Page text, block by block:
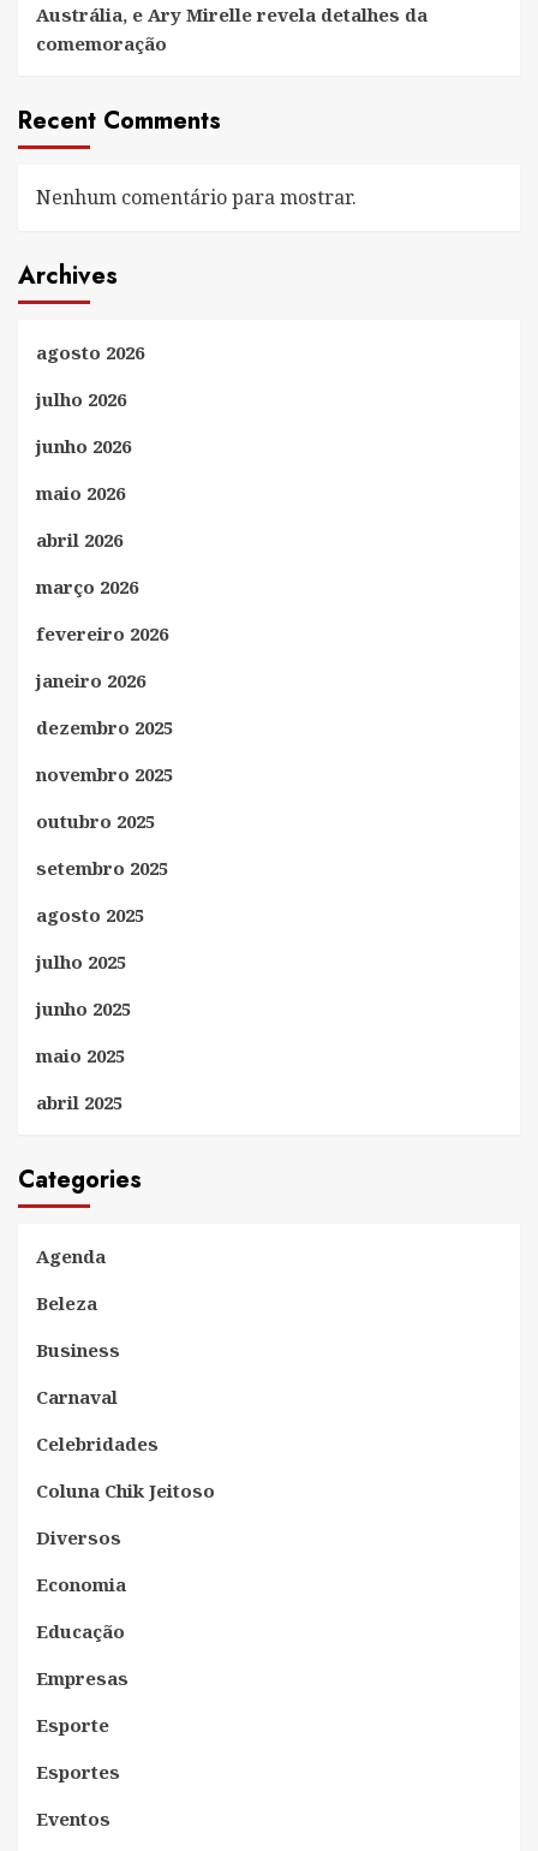
Austrália, e Ary Mirelle revela detalhes da
comemoração
Recent Comments
Nenhum comentário para mostrar.
Archives
agosto 2026
julho 2026
junho 2026
maio 2026
abril 2026
março 2026
fevereiro 2026
janeiro 2026
dezembro 2025
novembro 2025
outubro 2025
setembro 2025
agosto 2025
julho 2025
junho 2025
maio 2025
abril 2025
Categories
Agenda
Beleza
Business
Carnaval
Celebridades
Coluna Chik Jeitoso
Diversos
Economia
Educação
Empresas
Esporte
Esportes
Eventos